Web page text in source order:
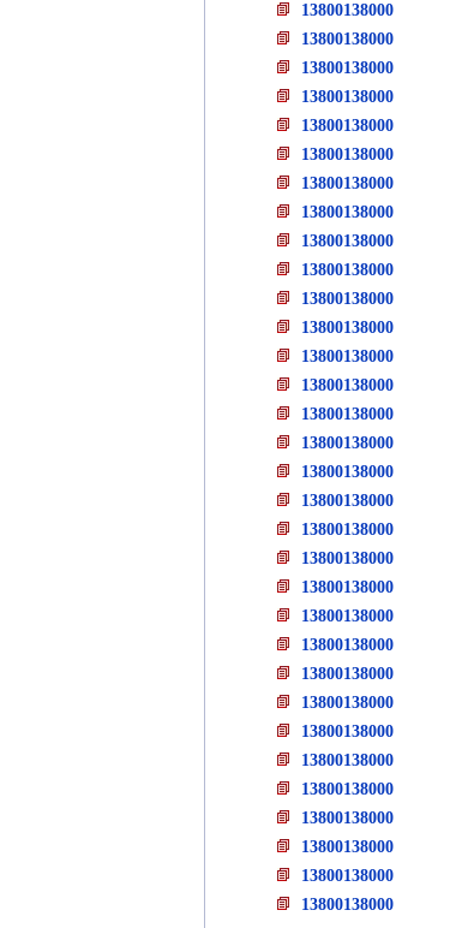
13800138000
13800138000
13800138000
13800138000
13800138000
13800138000
13800138000
13800138000
13800138000
13800138000
13800138000
13800138000
13800138000
13800138000
13800138000
13800138000
13800138000
13800138000
13800138000
13800138000
13800138000
13800138000
13800138000
13800138000
13800138000
13800138000
13800138000
13800138000
13800138000
13800138000
13800138000
13800138000